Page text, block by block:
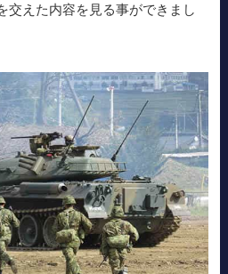
交えた内容を見る事ができまし